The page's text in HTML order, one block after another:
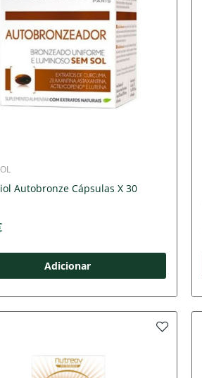
Autobronze Cápsulas X 30
Adicionar